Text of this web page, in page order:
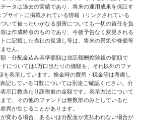
ータは過去の実績であり、将来の運用成果を保証す
サイトに掲載されている情報（リンクされている
いて被ったいかなる損害についても一切の責任を負
は作成時点のものであり、今後予告なく変更される
に記載した当社の見通し等は、将来の景気や株価等
せん。
・分配金込み基準価額は信託報酬控除後の価額で
については1万口当たりの価額を、それ以外のファ
を表示しています。換金時の費用・税金等は考慮し
記している口数については別途ご確認ください。分
示口数当たり課税前の金額です。表示方法について
で、その他のファンドは整数部のみとしているた
異が生じることがあります。
変わる場合、あるいは分配金が支払われない場合が